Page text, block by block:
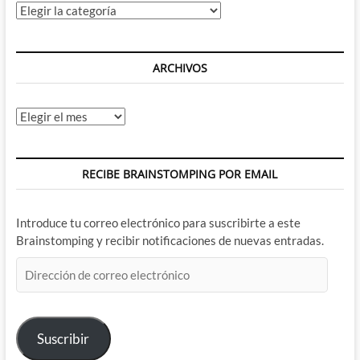
Categorías
ARCHIVOS
Archivos
RECIBE BRAINSTOMPING POR EMAIL
Introduce tu correo electrónico para suscribirte a este
Brainstomping y recibir notificaciones de nuevas entradas.
de
electrónico
Suscribir